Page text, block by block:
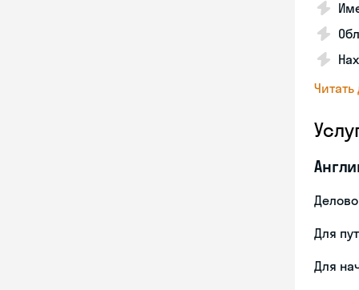
Для
Для